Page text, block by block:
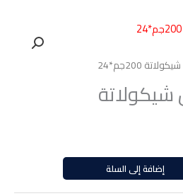
200جم*24
شيكولاتة
إضافة إلى السلة